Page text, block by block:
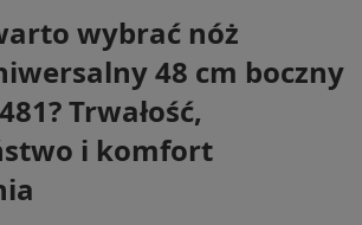
wybrać nóż
48 cm boczny
Trwałość,
i komfort